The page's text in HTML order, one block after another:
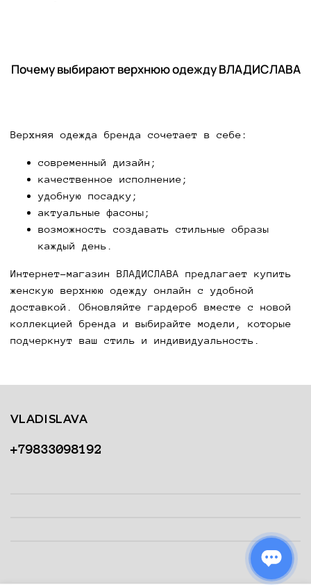
Почему выбирают верхнюю одежду ВЛАДИСЛАВА
Верхняя одежда бренда сочетает в себе:
современный дизайн;
качественное исполнение;
удобную посадку;
актуальные фасоны;
возможность создавать стильные образы
каждый день.
Интернет-магазин ВЛАДИСЛАВА предлагает купить
женскую верхнюю одежду онлайн с удобной
доставкой. Обновляйте гардероб вместе с новой
коллекцией бренда и выбирайте модели, которые
подчеркнут ваш стиль и индивидуальность.
+79833098192
VLADISLAVA